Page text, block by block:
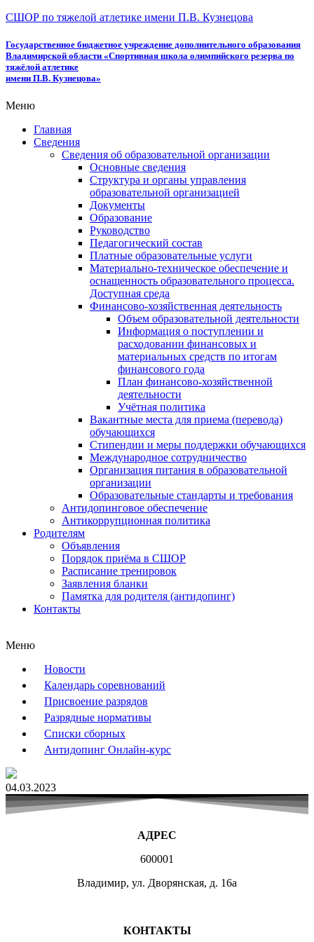
СШОР по тяжелой атлетике имени П.В. Кузнецова
Государственное бюджетное учреждение дополнительного образования
Владимирской области «Спортивная школа олимпийского резерва по
тяжёлой атлетике
имени П.В. Кузнецова»
Меню
Главная
Сведения
Сведения об образовательной организации
Основные сведения
Структура и органы управления
образовательной организацией
Документы
Образование
Руководство
Педагогический состав
Платные образовательные услуги
Материально-техническое обеспечение и
оснащенность образовательного процесса.
Доступная среда
Финансово-хозяйственная деятельность
Объем образовательной деятельности
Информация о поступлении и
расходовании финансовых и
материальных средств по итогам
финансового года
План финансово-хозяйственной
деятельности
Учётная политика
Вакантные места для приема (перевода)
обучающихся
Стипендии и меры поддержки обучающихся
Международное сотрудничество
Организация питания в образовательной
организации
Образовательные стандарты и требования
Антидопинговое обеспечение
Антикоррупционная политика
Родителям
Объявления
Порядок приёма в СШОР
Расписание тренировок
Заявления бланки
Памятка для родителя (антидопинг)
Контакты
Меню
Новости
Календарь соревнований
Присвоение разрядов
Разрядные нормативы
Списки сборных
Антидопинг Онлайн-курс
04.03.2023
АДРЕС
600001
Владимир, ул. Дворянская, д. 16а
КОНТАКТЫ